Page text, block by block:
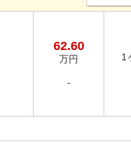
62.60
万円
-
1